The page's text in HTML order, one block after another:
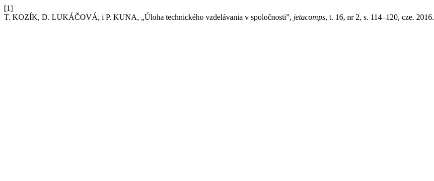
[1]
T. KOZÍK, D. LUKÁČOVÁ, i P. KUNA, „Úloha technického vzdelávania v spoločnosti”, jetacomps, t. 16, nr 2, s. 114–120, cze. 2016.